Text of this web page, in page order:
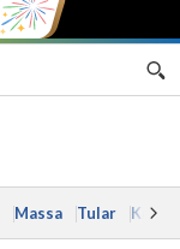
Massa Tular Kes